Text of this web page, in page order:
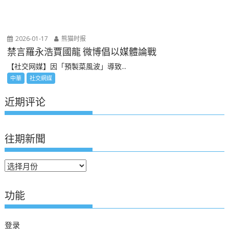
2026-01-17 熊猫时报
禁言羅永浩賈國龍 微博倡以媒體論戰
【社交网媒】因「預製菜風波」導致...
中華 社交網媒
近期评论
往期新聞
往
新
聞
功能
登录